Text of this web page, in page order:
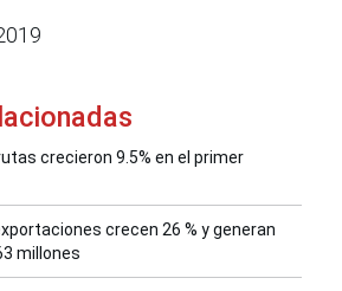
crecieron 9.5% en el primer
crecen 26 % y generan
millones